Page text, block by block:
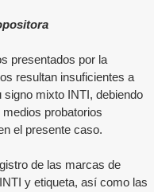
presentados por la
resultan insuficientes a
mixto INTI, debiendo
probatorios
el presente caso.
de las marcas de
y etiqueta, así como las